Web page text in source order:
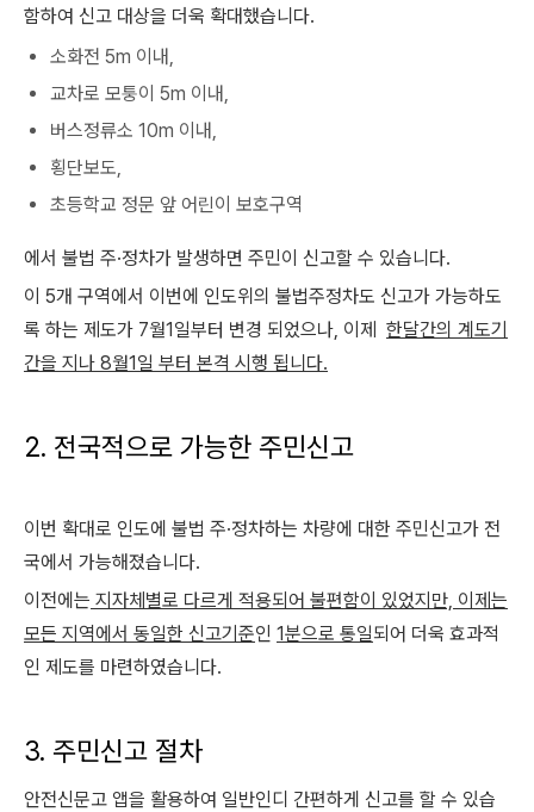
함하여 신고 대상을 더욱 확대했습니다.
소화전 5m 이내,
교차로 모퉁이 5m 이내,
버스정류소 10m 이내,
횡단보도,
초등학교 정문 앞 어린이 보호구역
에서 불법 주·정차가 발생하면 주민이 신고할 수 있습니다.
이 5개 구역에서 이번에 인도위의 불법주정차도 신고가 가능하도
록 하는 제도가 7월1일부터 변경 되었으나, 이제 한달간의 계도기
간을 지나 8월1일 부터 본격 시행 됩니다.
2. 전국적으로 가능한 주민신고
이번 확대로 인도에 불법 주·정차하는 차량에 대한 주민신고가 전
국에서 가능해졌습니다.
이전에는 지자체별로 다르게 적용되어 불편함이 있었지만, 이제는
모든 지역에서 동일한 신고기준인 1분으로 통일되어 더욱 효과적
인 제도를 마련하였습니다.
3. 주민신고 절차
안전신문고 앱을 활용하여 일반인디 간편하게 신고를 할 수 있습